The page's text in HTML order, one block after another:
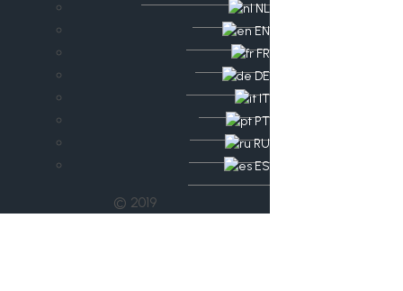
NL
EN
FR
DE
IT
PT
RU
ES
© 2019